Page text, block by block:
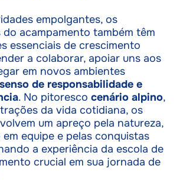
empolgantes, os
acampamento também têm
essenciais de crescimento
a colaborar, apoiar uns aos
em novos ambientes
senso de responsabilidade e
. No pitoresco cenário alpino,
da vida cotidiana, os
um apreço pela natureza,
equipe e pelas conquistas
a experiência da escola de
crucial em sua jornada de